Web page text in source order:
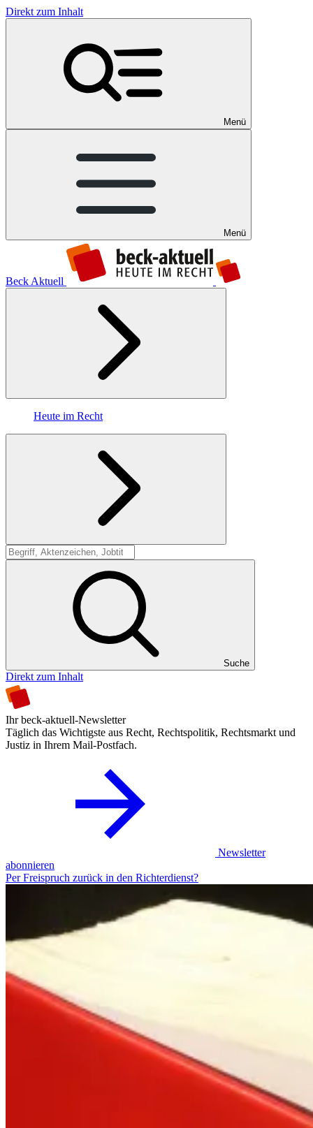
Direkt zum Inhalt
Menü
Menü
Beck Aktuell
Heute im Recht
Suche
Suche
Direkt zum Inhalt
Ihr beck-aktuell-Newsletter
Täglich das Wichtigste aus Recht, Rechtspolitik, Rechtsmarkt und
Justiz in Ihrem Mail-Postfach.
Newsletter
abonnieren
Per Freispruch zurück in den Richterdienst?